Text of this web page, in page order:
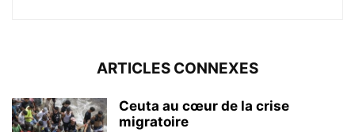
ARTICLES CONNEXES
Ceuta au cœur de la crise
migratoire